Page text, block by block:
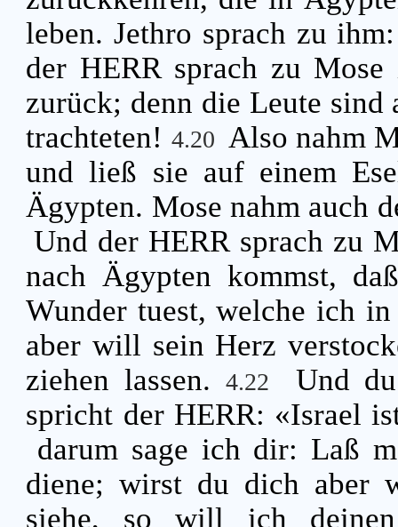
leben. Jethro sprach zu
der HERR sprach zu
zurück; denn die Leute sind
trachteten! 4.20 Also nahm
und ließ sie auf einem
Ägypten. Mose nahm auch
Und der HERR sprach zu
nach Ägypten kommst,
Wunder tuest, welche ich
aber will sein Herz
ziehen lassen.
4.22
Und
spricht der HERR: «Israel
darum sage ich dir: Laß
diene; wirst du dich aber
siehe, so will ich deinen